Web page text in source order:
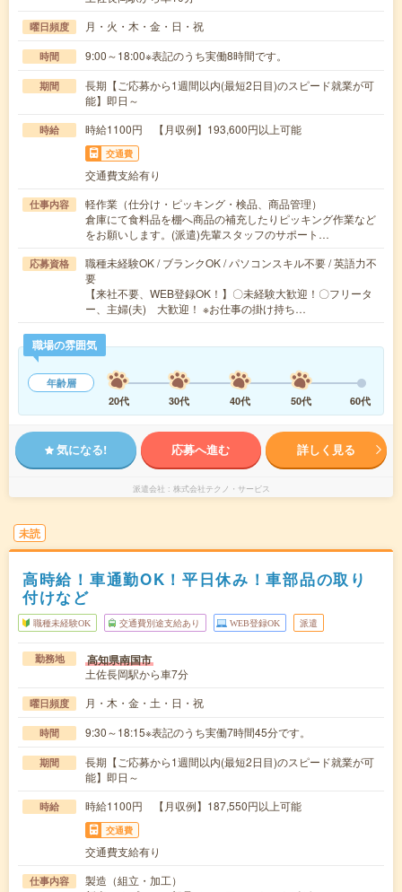
曜日頻度 月・火・木・金・日・祝
時間 9:00～18:00※表記のうち実働8時間です。
期間
長期【ご応募から1週間以内(最短2日目)のスピード就業が可
能】即日～
時給 時給1100円 【月収例】193,600円以上可能
交通費
交通費支給有り
仕事内容
軽作業（仕分け・ピッキング・検品、商品管理）
倉庫にて食料品を棚へ商品の補充したりピッキング作業など
をお願いします。(派遣)先輩スタッフのサポート…
応募資格
職種未経験OK / ブランクOK / パソコンスキル不要 / 英語力不
要
【来社不要、WEB登録OK！】〇未経験大歓迎！〇フリータ
ー、主婦(夫) 大歓迎！ ※お仕事の掛け持ち…
職場の雰囲気
年齢層
20代
30代 40代 50代 60代
気になる! 応募へ進む 詳しく見る
派遣会社 株式会社テクノ・サービス
未読
高時給！車通勤OK！平日休み！車部品の取り
付けなど
職種未経験OK 交通費別途支給あり WEB登録OK 派遣
勤務地 高知県南国市
土佐長岡駅から車7分
曜日頻度 月・木・金・土・日・祝
時間 9:30～18:15※表記のうち実働7時間45分です。
期間
長期【ご応募から1週間以内(最短2日目)のスピード就業が可
能】即日～
時給 時給1100円 【月収例】187,550円以上可能
交通費
交通費支給有り
仕事内容
製造（組立・加工）